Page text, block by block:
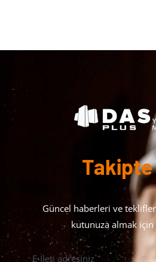
Takipte
Güncel haberleri ve
kutunuza almak
E-İleti adresiniz